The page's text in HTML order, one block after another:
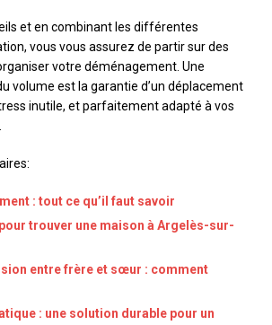
et en combinant les différentes
vous vous assurez de partir sur des
votre déménagement. Une
volume est la garantie d’un déplacement
inutile, et parfaitement adapté à vos
: tout ce qu’il faut savoir
trouver une maison à Argelès-sur-
entre frère et sœur : comment
: une solution durable pour un